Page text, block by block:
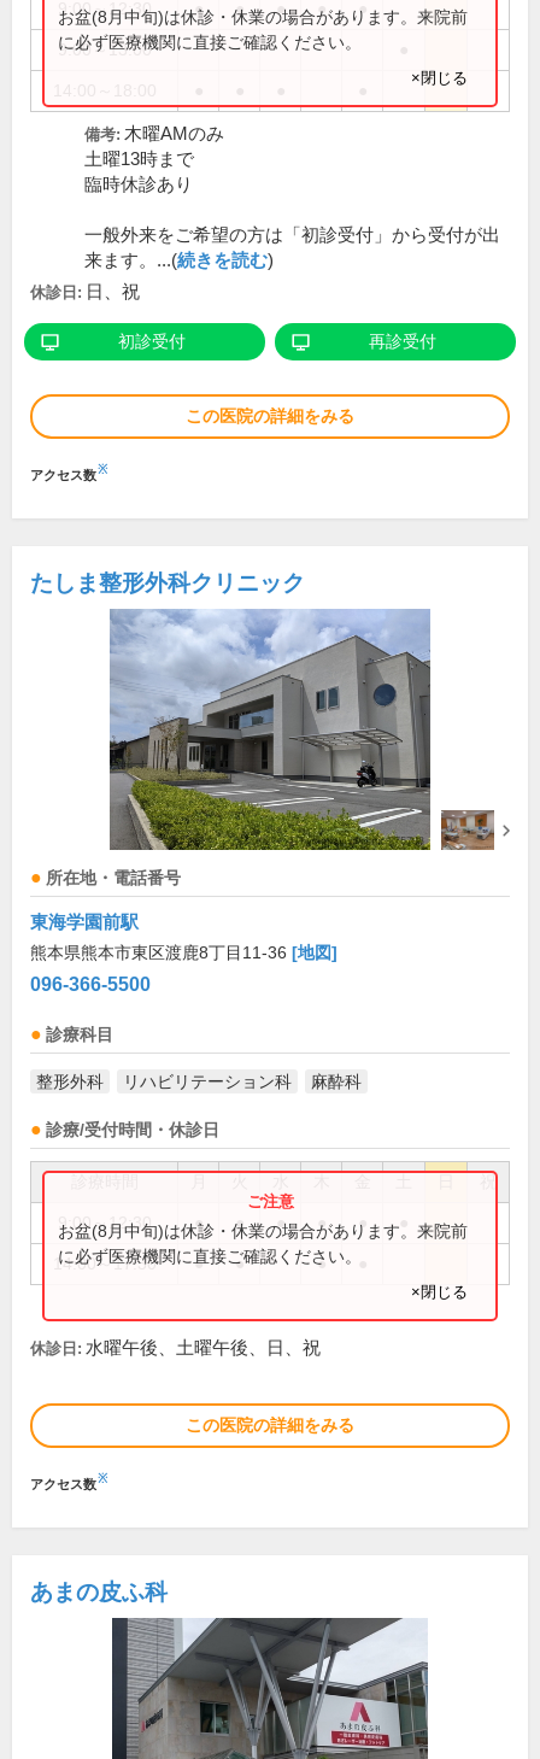
9:00～12:30 ● ● ● ● ●
9:00～13:00
お盆(8月中旬)は休診・休業の場合があります。来院前
に必ず医療機関に直接ご確認ください。
×閉じる
備考: 木曜AMのみ
土曜13時まで
臨時休診あり
一般外来をご希望の方は「初診受付」から受付が出
来ます。...(続きを読む)
休診日: 日、祝
初診受付 再診受付
この医院の詳細をみる
アクセス数※
たしま整形外科クリニック
所在地・電話番号
東海学園前駅
熊本県熊本市東区渡鹿8丁目11-36 [地図]
096-366-5500
診療科目
整形外科 リハビリテーション科 麻酔科
診療/受付時間・休診日
祝
9:00～12:30 ● ● ● ● ●
14:00～17:30 ● ● ●
お盆(8月中旬)は休診・休業の場合があります。来院前
に必ず医療機関に直接ご確認ください。
×閉じる
休診日: 水曜午後、土曜午後、日、祝
この医院の詳細をみる
アクセス数※
あまの皮ふ科